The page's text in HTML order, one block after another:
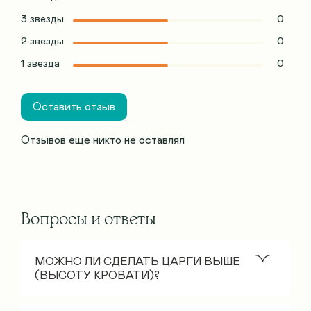
Отзывов еще никто не оставлял
3 звезды 0
2 звезды 0
1 звезда 0
Оставить отзыв
Вопросы и ответы
МОЖНО ЛИ СДЕЛАТЬ ЦАРГИ ВЫШЕ
(ВЫСОТУ КРОВАТИ)?